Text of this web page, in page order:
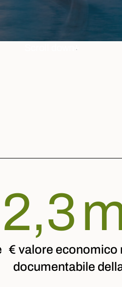
2,3
€ valore economico
documentabile